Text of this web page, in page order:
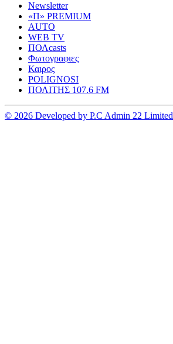
Newsletter
«Π» PREMIUM
AUTO
WEB TV
ΠΟΛcasts
Φωτογραφιες
Καιρος
POLIGNOSI
ΠΟΛΙΤΗΣ 107.6 FM
© 2026 Developed by P.C Admin 22 Limited